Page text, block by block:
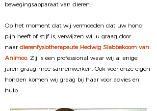
bewegingsapparaat van dieren.
Op het moment dat wij vermoeden dat uw hond
pijn heeft of stijf is, verwijzen wij u graag door
naar dierenfysiotherapeute Hedwig Slabbekoorn van
Animoo. Zij is een professional waar wij al enige
jaren graag mee samenwerken. Ook voor onze eigen
honden komen wij graag bij haar voor advies en
hulp.